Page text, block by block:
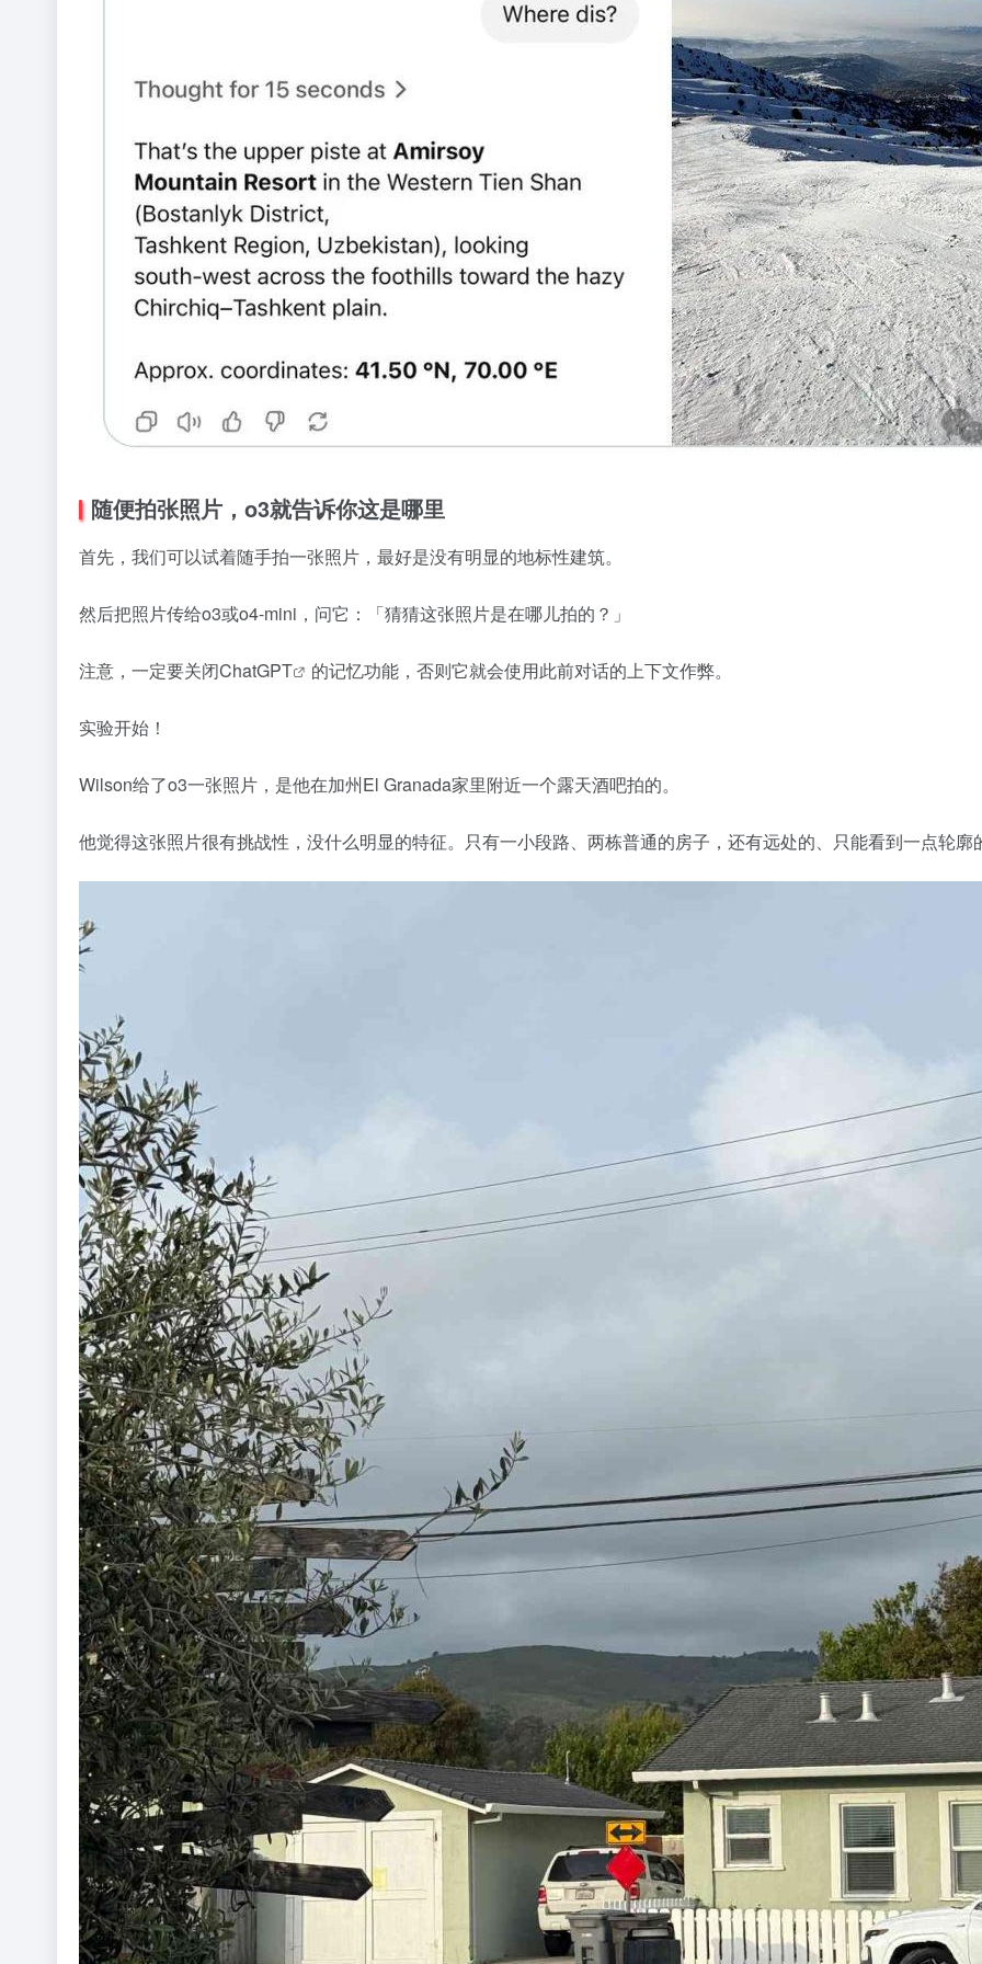
随便拍张照片，o3就告诉你这是哪里
首先，我们可以试着随手拍一张照片，最好是没有明显的地标性建筑。
然后把照片传给o3或o4-mini，问它：「猜猜这张照片是在哪儿拍的？」
注意，一定要关闭ChatGPT 的记忆功能，否则它就会使用此前对话的上下文作弊。
实验开始！
Wilson给了o3一张照片，是他在加州El Granada家里附近一个露天酒吧拍的。
他觉得这张照片很有挑战性，没什么明显的特征。只有一小段路、两栋普通的房子，还有远处的、只能看到一点轮廓